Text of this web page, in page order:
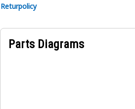
Returpolicy
Parts Diagrams